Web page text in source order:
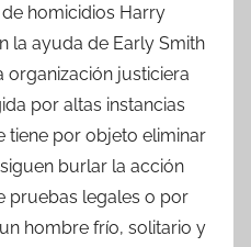
homicidios Harry
la ayuda de Early Smith
organización justiciera
por altas instancias
tiene por objeto eliminar
burlar la acción
pruebas legales o por
hombre frío, solitario y